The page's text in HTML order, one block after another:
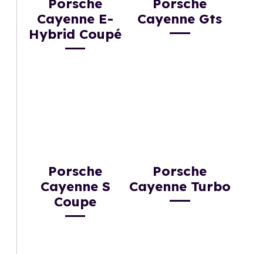
Porsche
Cayenne E-
Hybrid Coupé
Porsche
Cayenne Gts
Porsche
Cayenne S
Coupe
Porsche
Cayenne Turbo